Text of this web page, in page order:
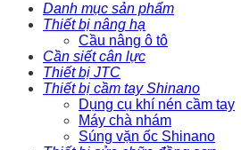
Danh mục sản phẩm
Thiết bị nâng hạ
Cầu nâng ô tô
Cần siết cân lực
Thiết bị JTC
Thiết bị cầm tay Shinano
Dụng cụ khí nén cầm tay
Máy chà nhám
Súng vặn ốc Shinano